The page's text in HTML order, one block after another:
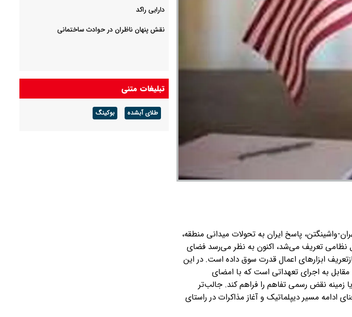
واشینگتن، پاسخ ایران به تحولات میدانی منطقه،
نظامی تعریف می‌شد، اکنون به نظر می‌رسد فضای
ابزارهای اعمال قدرت سوق داده است. در این
به اجرای تعهداتی است که با امضای
زمینه نقض رسمی تفاهم را فراهم کند. جالب‌تر
ادامه مسیر دیپلماتیک و آغاز مذاکرات در راستای
دارایی راکد
نقش پنهان ناظران در حوادث ساختمانی
تبلیغات متنی
طلای آبشده بوکینگ